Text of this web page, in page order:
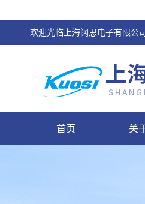
欢迎光临上海阔思电子有限公
首页 关